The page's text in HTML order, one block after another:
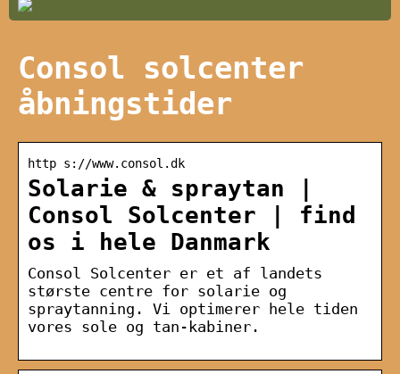
Consol solcenter
åbningstider
http s://www.consol.dk
Solarie & spraytan |
Consol Solcenter | find
os i hele Danmark
Consol Solcenter er et af landets
største centre for solarie og
spraytanning. Vi optimerer hele tiden
vores sole og tan-kabiner.